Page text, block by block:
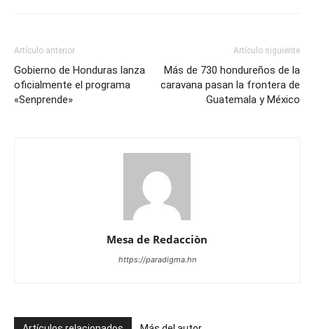
Artículo anterior
Gobierno de Honduras lanza
oficialmente el programa
«Senprende»
Artículo siguiente
Más de 730 hondureños de la
caravana pasan la frontera de
Guatemala y México
Mesa de Redacciòn
https://paradigma.hn